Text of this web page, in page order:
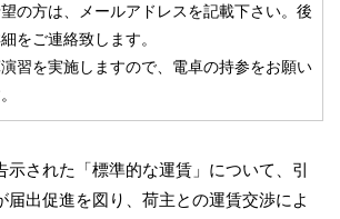
の方は、メールアドレスを記載下さい。後
をご連絡致します。
演習を実施しますので、電卓の持参をお願い
された「標準的な運賃」について、引
届出促進を図り、荷主との運賃交渉によ